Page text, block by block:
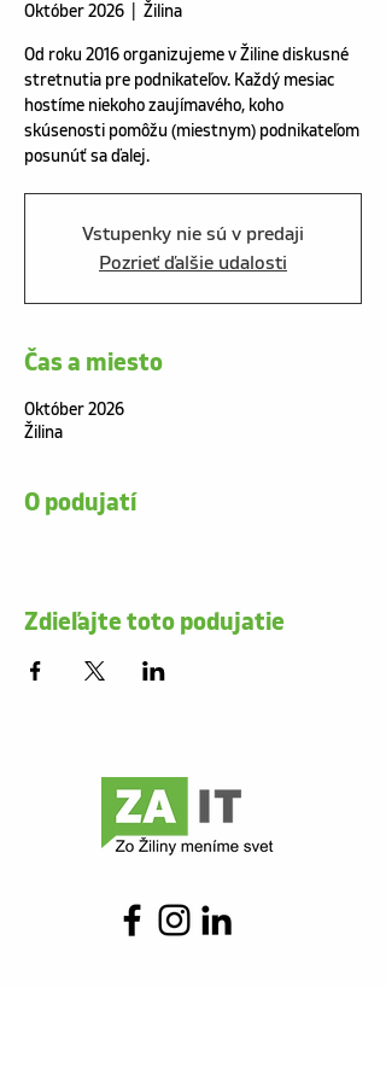
Október 2026 Žilina
Od roku 2016 organizujeme v Žiline diskusné
stretnutia pre podnikateľov. Každý mesiac
hostíme niekoho zaujímavého, koho
skúsenosti pomôžu (miestnym) podnikateľom
posunúť sa ďalej.
Vstupenky nie sú v predaji
Pozrieť ďalšie udalosti
Čas a miesto
Október 2026
Žilina
O podujatí
Zdieľajte toto podujatie